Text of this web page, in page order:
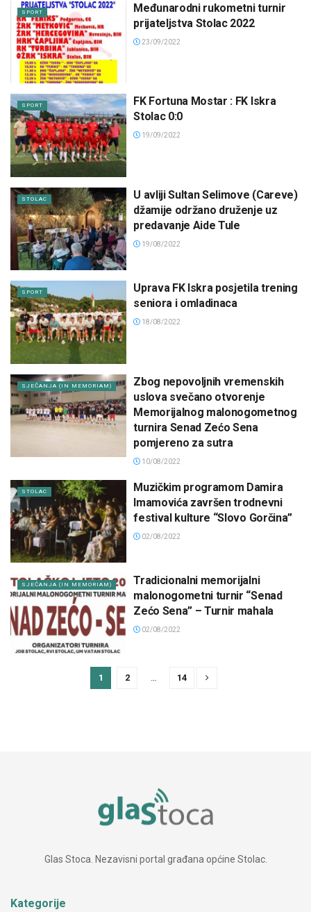
SPORT
Međunarodni rukometni turnir
prijateljstva Stolac 2022
23/09/2022
SPORT
FK Fortuna Mostar : FK Iskra
Stolac 0:0
19/09/2022
STOLAC
U avliji Sultan Selimove (Careve)
džamije održano druženje uz
predavanje Aide Tule
19/08/2022
SPORT
Uprava FK Iskra posjetila trening
seniora i omladinaca
18/08/2022
SJEĆANJA (IN MEMORIAM)
Zbog nepovoljnih vremenskih
uslova svečano otvorenje
Memorijalnog malonogometnog
turnira Senad Zećo Sena
pomjereno za sutra
10/08/2022
STOLAC
Muzičkim programom Damira
Imamovića završen trodnevni
festival kulture “Slovo Gorčina”
02/08/2022
SJEĆANJA (IN MEMORIAM)
Tradicionalni memorijalni
malonogometni turnir “Senad
Zećo Sena” – Turnir mahala
02/08/2022
1 2 14
Glas Stoca. Nezavisni portal građana općine Stolac.
Kategorije